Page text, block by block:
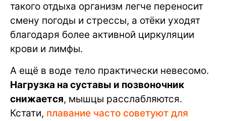
такого отдыха организм легче переносит
смену погоды и стрессы, а отёки уходят
благодаря более активной циркуляции
крови и лимфы.
А ещё в воде тело практически невесомо.
Нагрузка на суставы и позвоночник
снижается, мышцы расслабляются.
Кстати, плавание часто советуют для